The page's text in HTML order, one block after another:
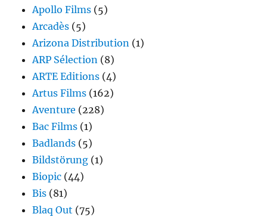
Apollo Films (5)
Arcadès (5)
Arizona Distribution (1)
ARP Sélection (8)
ARTE Editions (4)
Artus Films (162)
Aventure (228)
Bac Films (1)
Badlands (5)
Bildstörung (1)
Biopic (44)
Bis (81)
Blaq Out (75)